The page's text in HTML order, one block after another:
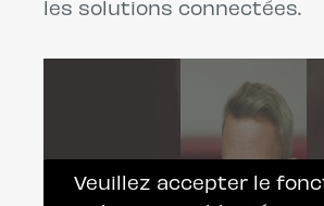
les solutions connectées.
Veuillez accepter le